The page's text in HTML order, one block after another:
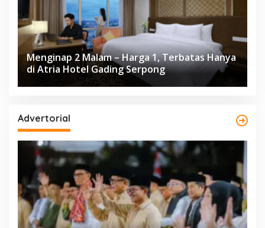
Menginap 2 Malam – Harga 1, Terbatas Hanya
di Atria Hotel Gading Serpong
Advertorial